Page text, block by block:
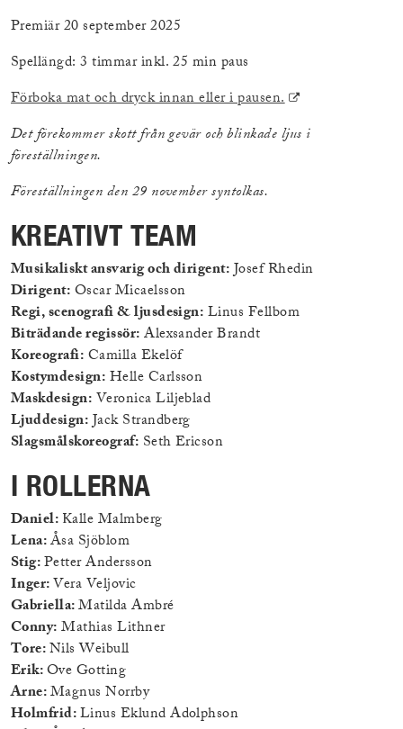
Premiär 20 september 2025
Spellängd: 3 timmar inkl. 25 min paus
Förboka mat och dryck innan eller i pausen.(Extern
Det förekommer skott från gevär och blinkade ljus i
föreställningen.
Föreställningen den 29 november syntolkas.
KREATIVT TEAM
Musikaliskt ansvarig och dirigent:Josef Rhedin
Dirigent:Oscar Micaelsson
Regi, scenografi & ljusdesign:Linus Fellbom
Biträdande regissör:Alexsander Brandt
Koreografi:Camilla Ekelöf
Kostymdesign:Helle Carlsson
Maskdesign:Veronica Liljeblad
Ljuddesign:Jack Strandberg
Slagsmålskoreograf: Seth Ericson
I ROLLERNA
Daniel:Kalle Malmberg
Lena:Åsa Sjöblom
Stig:Petter Andersson
Inger:Vera Veljovic
Gabriella:Matilda Ambré
Conny:Mathias Lithner
Tore:Nils Weibull
Erik:Ove Gotting
Arne:Magnus Norrby
Holmfrid:Linus Eklund Adolphson